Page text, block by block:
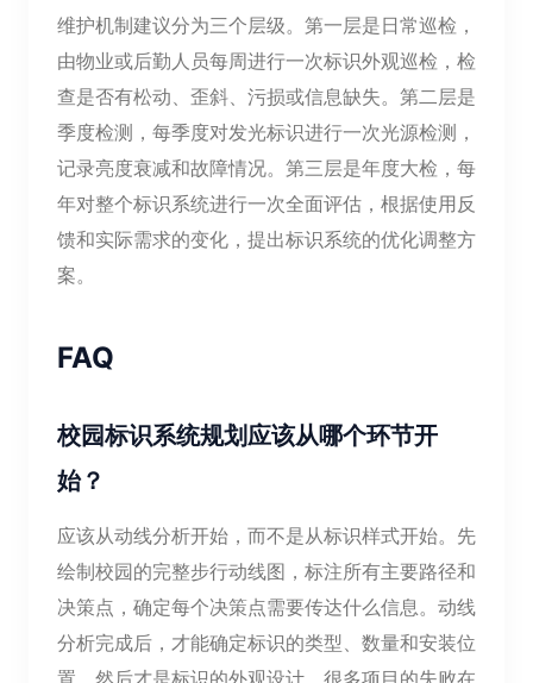
维护机制建议分为三个层级。第一层是日常巡检，
由物业或后勤人员每周进行一次标识外观巡检，检
查是否有松动、歪斜、污损或信息缺失。第二层是
季度检测，每季度对发光标识进行一次光源检测，
记录亮度衰减和故障情况。第三层是年度大检，每
年对整个标识系统进行一次全面评估，根据使用反
馈和实际需求的变化，提出标识系统的优化调整方
案。
FAQ
校园标识系统规划应该从哪个环节开
始？
应该从动线分析开始，而不是从标识样式开始。先
绘制校园的完整步行动线图，标注所有主要路径和
决策点，确定每个决策点需要传达什么信息。动线
分析完成后，才能确定标识的类型、数量和安装位
置，然后才是标识的外观设计。很多项目的失败在